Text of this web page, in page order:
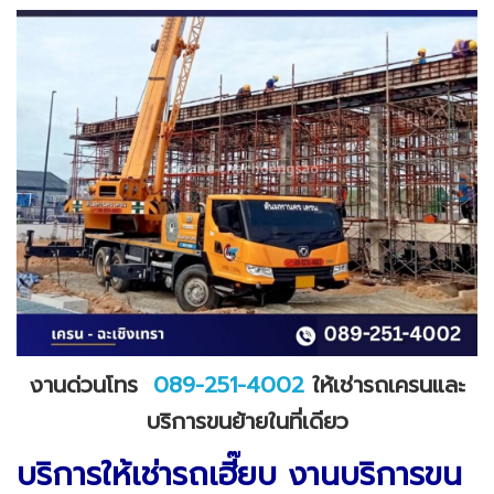
งานด่วนโทร 089-251-4002 ให้เช่ารถเครนและ
บริการขนย้ายในที่เดียว
บริการให้เช่ารถเฮี๊ยบ งานบริการขน